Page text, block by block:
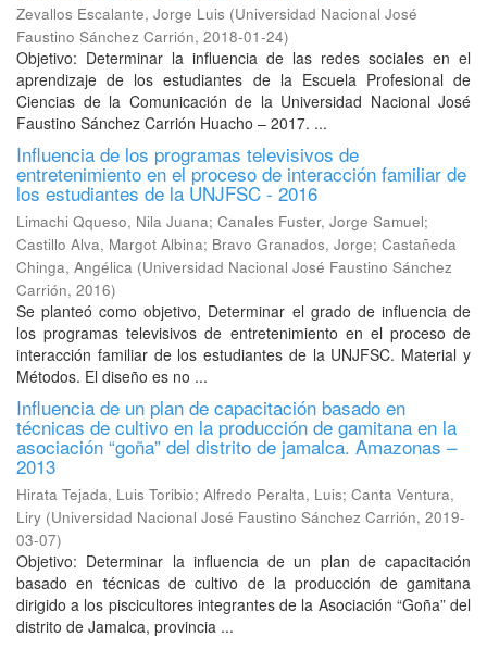
Zevallos Escalante, Jorge Luis (Universidad Nacional José
Faustino Sánchez Carrión, 2018-01-24)
Objetivo: Determinar la influencia de las redes sociales en el
aprendizaje de los estudiantes de la Escuela Profesional de
Ciencias de la Comunicación de la Universidad Nacional José
Faustino Sánchez Carrión Huacho – 2017. ...
Influencia de los programas televisivos de
entretenimiento en el proceso de interacción familiar de
los estudiantes de la UNJFSC - 2016
Limachi Qqueso, Nila Juana; Canales Fuster, Jorge Samuel;
Castillo Alva, Margot Albina; Bravo Granados, Jorge; Castañeda
Chinga, Angélica (Universidad Nacional José Faustino Sánchez
Carrión, 2016)
Se planteó como objetivo, Determinar el grado de influencia de
los programas televisivos de entretenimiento en el proceso de
interacción familiar de los estudiantes de la UNJFSC. Material y
Métodos. El diseño es no ...
Influencia de un plan de capacitación basado en
técnicas de cultivo en la producción de gamitana en la
asociación “goña” del distrito de jamalca. Amazonas –
2013
Hirata Tejada, Luis Toribio; Alfredo Peralta, Luis; Canta Ventura,
Liry (Universidad Nacional José Faustino Sánchez Carrión, 2019-
03-07)
Objetivo: Determinar la influencia de un plan de capacitación
basado en técnicas de cultivo de la producción de gamitana
dirigido a los piscicultores integrantes de la Asociación “Goña” del
distrito de Jamalca, provincia ...